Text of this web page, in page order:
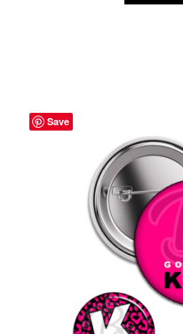
Save